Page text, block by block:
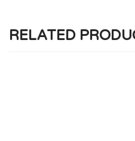
RELATED